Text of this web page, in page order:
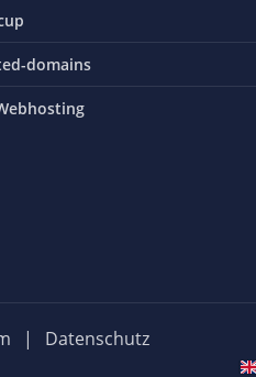
domains
| Datenschutz